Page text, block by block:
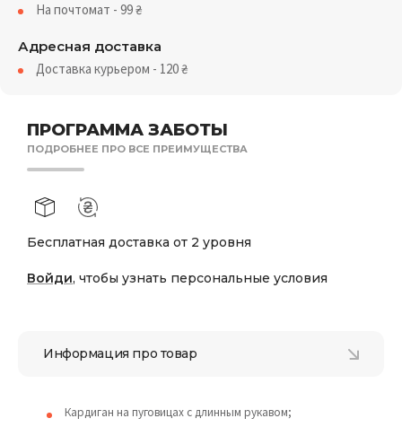
ПРОГРАММА ЗАБОТЫ
ПОДРОБНЕЕ ПРО ВСЕ ПРЕИМУЩЕСТВА
Бесплатная доставка от 2 уровня
Войди, чтобы узнать персональные условия
На почтомат - 99₴
Адресная доставка
Доставка курьером - 120₴
Информация про товар
Кардиган на пуговицах с длинным рукавом;